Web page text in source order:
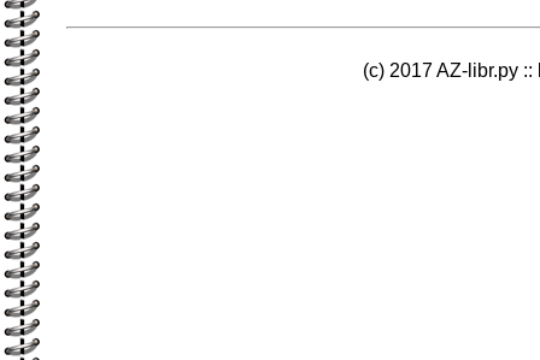
(c) 2017 AZ-libr.ру ::